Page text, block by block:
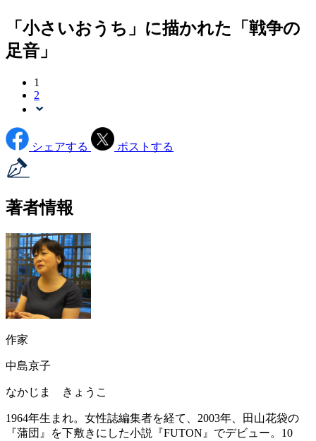
「小さいおうち」に描かれた「戦争の
足音」
1
2
シェアする ポストする
著者情報
作家
中島京子
なかじま きょうこ
1964年生まれ。女性誌編集者を経て、2003年、田山花袋の
『蒲団』を下敷きにした小説『FUTON』でデビュー。10